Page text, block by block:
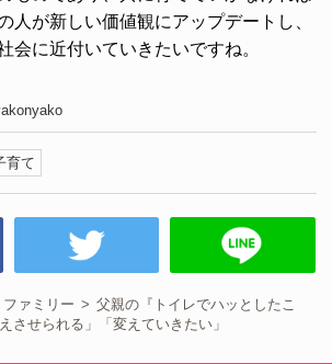
人が新しい価値観にアップデートし、
会に近付いていきたいですね。
育て
ァミリー
父親の『トイレでハッとしたこ
せられる」「変えていきたい」